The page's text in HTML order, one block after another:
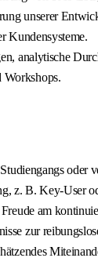
unserer
Kundensysteme.
analytische
z. B. Key‑User
am
zur